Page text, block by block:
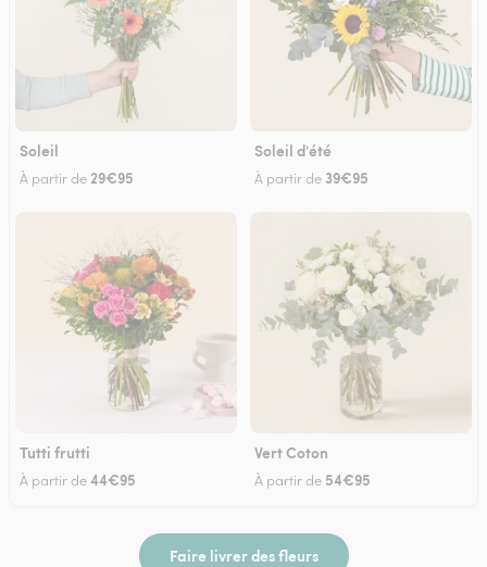
Soleil
À partir de 29€95
Soleil d'été
À partir de 39€95
Tutti frutti
À partir de44€95
Vert Coton
À partir de 54€95
Faire livrer des fleurs